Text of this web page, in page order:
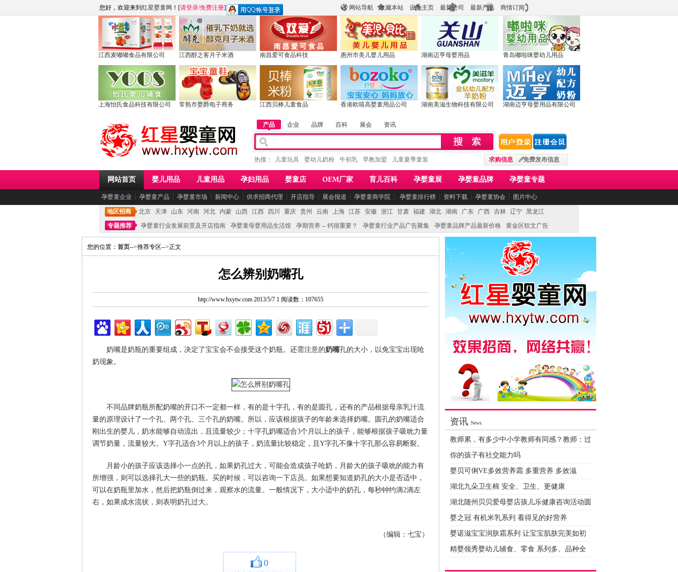
网站导航 收藏本站 设为主页 最新公司 最新产品 商情订阅
您好，欢迎来到 红星婴童网 ！[请登录/免费注册]
江西麦嘟嘟食品有限公司 江西醇之客月子米酒 南昌爱可食品科技 惠州市美儿婴儿用品 湖南迈亨母婴用品 青岛嘟啦咪婴幼儿用品
上海怡氏食品科技有限公司 常熟市婴爵电子商务 江西贝棒儿童食品 香港欧嘻高婴童用品公司 湖南美滋生物科技有限公司 湖南迈亨母婴用品有限公司
产品 企业 品牌 百科 展会 资讯
求购信息 免费发布信息
热搜： 儿童玩具 婴幼儿奶粉 牛初乳 早教加盟 儿童夏季童装
网站首页 婴儿用品 儿童用品 孕妇用品 婴童店 OEM厂家 育儿百科 孕婴童展 孕婴童品牌 孕婴童专题
孕婴童企业 ┆ 孕婴童产品 ┆ 孕婴童市场 ┆ 新闻中心 ┆ 供求招商代理 ┆ 开店指导 ┆ 展会报道 ┆ 孕婴童商学院 ┆ 孕婴童排行榜 ┆ 资料下载 ┆ 孕婴童协会 ┆ 图片中心
地区招商 北京 天津 山东 河南 河北 内蒙 山西 江西 四川 重庆 贵州 云南 上海 江苏 安徽 浙江 甘肃 福建 湖北 湖南 广东 广西 吉林 辽宁 黑龙江
专题推荐
孕婴童行业发展前景及开店指南 孕婴童母婴用品生活馆 孕期营养 -- 钙很重要？ 孕婴童行业产品广告聚集 孕婴童品牌产品最新价格 黄金区软文广告
您的位置： 首页-->推荐专区-->正文
怎么辨别奶嘴孔
http://www.hxytw.com 2013/5/7 1 阅读数：107655
奶嘴是奶瓶的重要组成，决定了宝宝会不会接受这个奶瓶。还需注意的奶嘴孔的大小，以免宝宝出现呛
奶现象。
不同品牌奶瓶所配奶嘴的开口不一定都一样，有的是十字孔，有的是圆孔，还有的产品根据母亲乳汁流
量的原理设计了一个孔、两个孔、三个孔的奶嘴。所以，应该根据孩子的年龄来选择奶嘴。圆孔的奶嘴适合
刚出生的婴儿，奶水能够自动流出，且流量较少；十字孔奶嘴适合3个月以上的孩子，能够根据孩子吸吮力量
调节奶量，流量较大。Y字孔适合3个月以上的孩子，奶流量比较稳定，且Y字孔不像十字孔那么容易断裂。
月龄小的孩子应该选择小一点的孔，如果奶孔过大，可能会造成孩子呛奶，月龄大的孩子吸吮的能力有
所增强，则可以选择孔大一些的奶瓶。买的时候，可以咨询一下店员。如果想要知道奶孔的大小是否适中，
可以在奶瓶里加水，然后把奶瓶倒过来，观察水的流量。一般情况下，大小适中的奶孔，每秒钟约滴2滴左
右，如果成水流状，则表明奶孔过大。
（编辑：七宝）
0
资讯 News
教师累，有多少中小学教师有同感？教师：过
你的孩子有社交能力吗
婴贝可俐VE多效营养霜 多重营养 多效滋
湖北九朵卫生棉 安全、卫生、更健康
湖北随州贝贝爱母婴店孩儿乐健康咨询活动圆
婴之冠 有机米乳系列 看得见的好营养
婴诺滋宝宝润肤霜系列 让宝宝肌肤完美如初
精婴领秀婴幼儿辅食、零食 系列多、品种全